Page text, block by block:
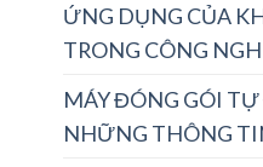
ỨNG DỤNG CỦA
TRONG CÔNG
MÁY ĐÓNG GÓI
NHỮNG THÔNG